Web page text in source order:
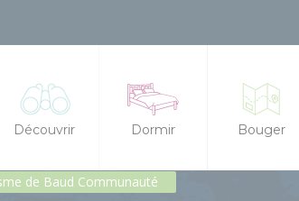
Découvrir
La vallée du Blavet
Dormir
Hôtel
Bouger
de Baud Communauté